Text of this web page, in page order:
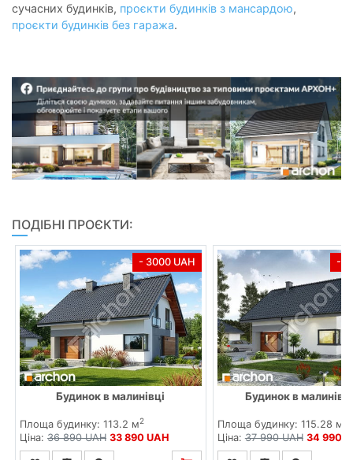
сучасних будинків, проєкти будинків з мансардою,
проєкти будинків без гаража.
ПОДІБНІ ПРОЄКТИ:
- 3000 UAH
Будинок в малинівці
Площа будинку: 113.2 м2
Ціна: 36 890 UAH 33 890 UAH
-
Будинок в
Площа будинку: 115.28 м
Ціна:37 990 UAH 34 990